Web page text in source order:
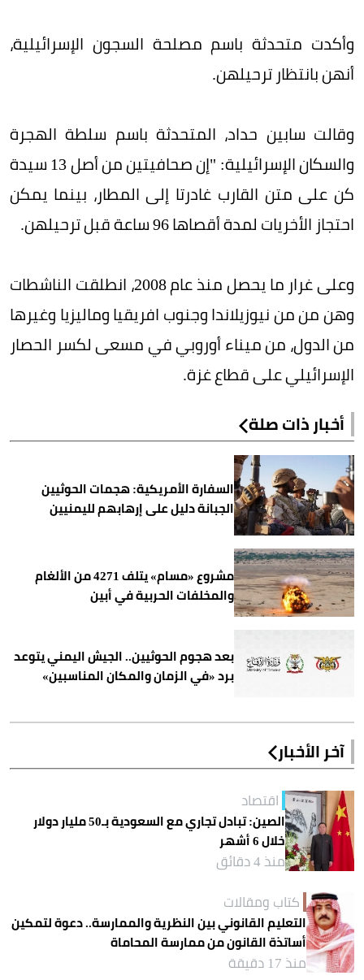
وأكدت متحدثة باسم مصلحة السجون الإسرائيلية،
أنهن بانتظار ترحيلهن.
وقالت سابين حداد، المتحدثة باسم سلطة الهجرة
والسكان الإسرائيلية: "إن صحافيتين من أصل 13 سيدة
كن على متن القارب غادرتا إلى المطار، بينما يمكن
احتجاز الأخريات لمدة أقصاها 96 ساعة قبل ترحيلهن.
وعلى غرار ما يحصل منذ عام 2008، انطلقت الناشطات
وهن من من نيوزيلاندا وجنوب افريقيا وماليزيا وغيرها
من الدول، من ميناء أوروبي في مسعى لكسر الحصار
الإسرائيلي على قطاع غزة.
أخبار ذات صلة
السفارة الأمريكية: هجمات الحوثيين
الجبانة دليل على إرهابهم لليمنيين
مشروع «مسام» يتلف 4271 من الألغام
والمخلفات الحربية في أبين
بعد هجوم الحوثيين.. الجيش اليمني يتوعد
برد «في الزمان والمكان المناسبين»
آخر الأخبار
اقتصاد
الصين: تبادل تجاري مع السعودية بـ50 مليار دولار
خلال 6 أشهر
منذ 4 دقائق
كتاب ومقالات
التعليم القانوني بين النظرية والممارسة.. دعوة لتمكين
أساتذة القانون من ممارسة المحاماة
منذ 17 دقيقة